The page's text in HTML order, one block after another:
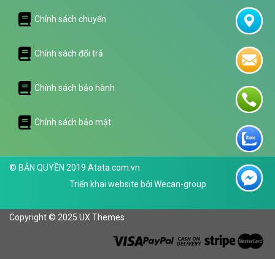
Chính sách chuyển
Chính sách đổi trả
Chính sách bảo hành
Chính sách bảo mật
© BẢN QUYỀN 2019 Atata.com.vn
Triển khai website bởi Wecan-group
Copyright © 2025 UX Themes